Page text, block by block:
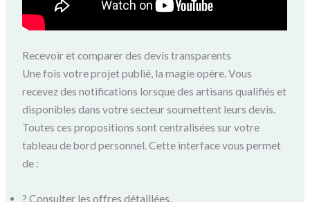
Recevoir et comparer des devis transparents
Une fois votre projet publié, la magie opère. Vous
recevez des notifications lorsque des artisans qualifiés et
disponibles dans votre secteur soumettent leurs devis.
Toutes ces propositions sont centralisées sur votre
tableau de bord personnel. Cette interface vous permet
de :
? Consulter les offres détaillées.